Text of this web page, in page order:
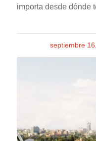
importa desde dónde
septiembre /